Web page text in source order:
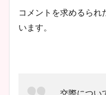
コメントを求めるられ
います。
交際につい